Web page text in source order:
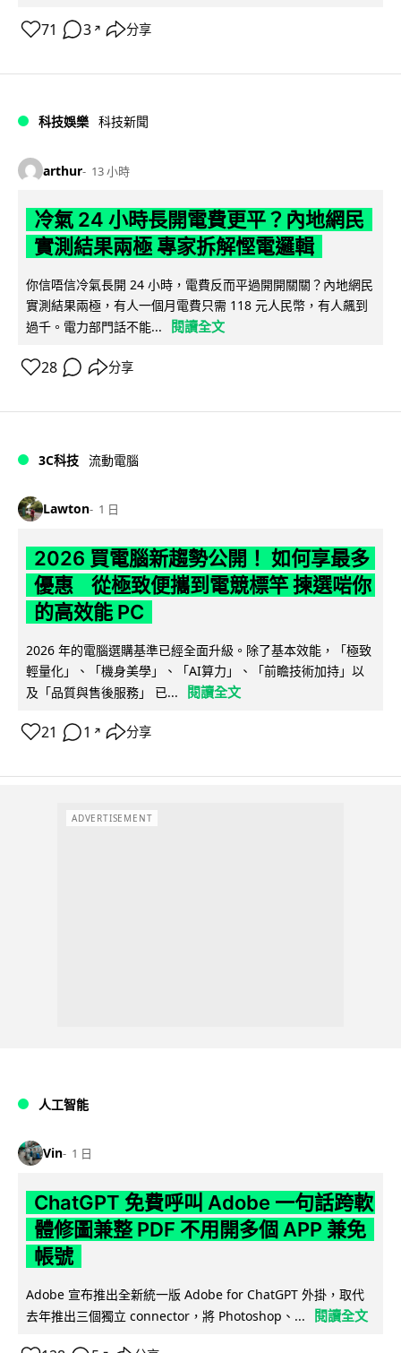
71 3 ↗ 分享
科技娛樂 科技新聞
arthur 13 小時
冷氣 24 小時長開電費更平？內地網民
實測結果兩極 專家拆解慳電邏輯
你信唔信冷氣長開 24 小時，電費反而平過開開關關？內地網民
實測結果兩極，有人一個月電費只需 118 元人民幣，有人飆到
過千。電力部門話不能...
閱讀全文
28 分享
3C科技 流動電腦
Lawton 1 日
2026 買電腦新趨勢公開！ 如何享最多
優惠 從極致便攜到電競標竿 揀選啱你
的高效能 PC
2026 年的電腦選購基準已經全面升級。除了基本效能，「極致
輕量化」、「機身美學」、「AI算力」、「前瞻技術加持」以
及「品質與售後服務」 已...
閱讀全文
21 1 ↗ 分享
ADVERTISEMENT
人工智能
Vin 1 日
ChatGPT 免費呼叫 Adobe 一句話跨軟
體修圖兼整 PDF 不用開多個 APP 兼免
帳號
Adobe 宣布推出全新統一版 Adobe for ChatGPT 外掛，取代
去年推出三個獨立 connector，將 Photoshop、...
閱讀全文